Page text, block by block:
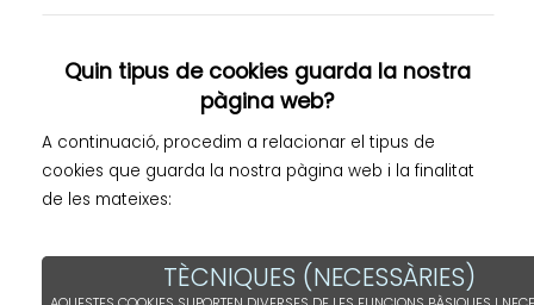
Quin tipus de cookies guarda la nostra
pàgina web?
A continuació, procedim a relacionar el tipus de
cookies que guarda la nostra pàgina web i la finalitat
de les mateixes:
TÈCNIQUES (NECESSÀRIES)